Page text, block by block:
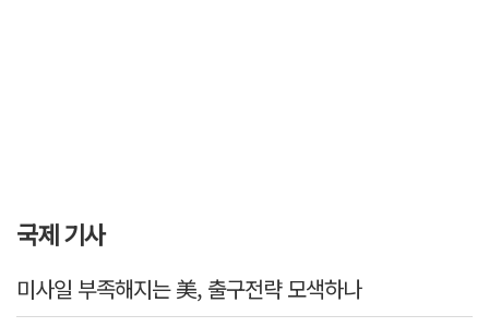
국제 기사
미사일 부족해지는 美, 출구전략 모색하나